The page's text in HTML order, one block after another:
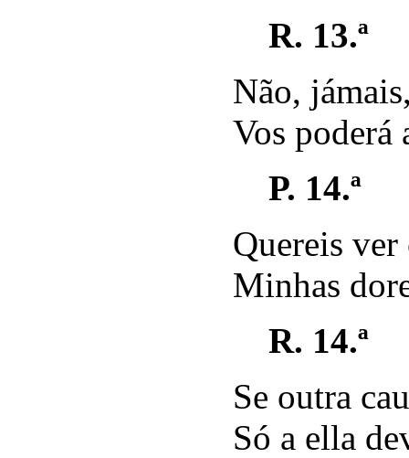
R. 13.ª
Não,
Vos
P. 14.ª
Quereis
Minhas
R. 14.ª
Se outra
Só a ella